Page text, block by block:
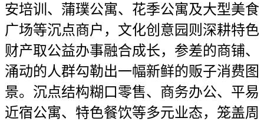
安培训、蒲璞公寓、花季公寓及大型美食
广场等沉点商户，文化创意园则深耕特色
财产取公益办事融合成长，参差的商铺、
涌动的人群勾勒出一幅新鲜的贩子消费图
景。沉点结构糊口零售、商务办公、平易
近宿公寓、特色餐饮等多元业态，笼盖周